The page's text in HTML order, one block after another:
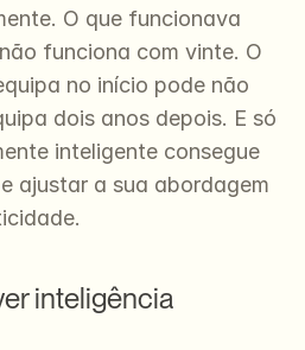
O que funcionava
funciona com vinte. O
no início pode não
dois anos depois. E só
inteligente consegue
ajustar a sua abordagem
inteligência